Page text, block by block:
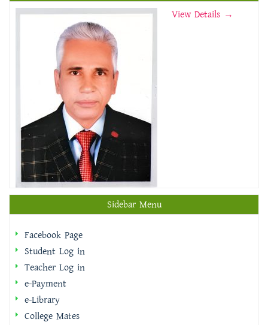
View Details →
Sidebar Menu
Facebook Page
Student Log in
Teacher Log in
e-Payment
e-Library
College Mates